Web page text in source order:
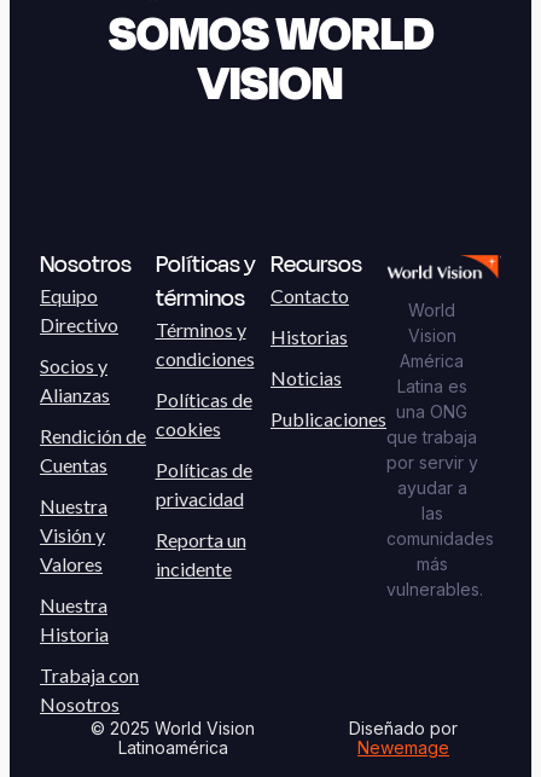
SOMOS WORLD
VISION
Nosotros
Equipo
Directivo
Socios y
Alianzas
Rendición de
Cuentas
Nuestra
Visión y
Valores
Nuestra
Historia
Trabaja con
Nosotros
Políticas y
términos
Términos y
condiciones
Políticas de
cookies
Políticas de
privacidad
Reporta un
incidente
Recursos
Contacto
Historias
Noticias
Publicaciones
World
Vision
América
Latina es
una ONG
que trabaja
por servir y
ayudar a
las
comunidades
más
vulnerables.
© 2025 World Vision
Latinoamérica
Diseñado por
Newemage